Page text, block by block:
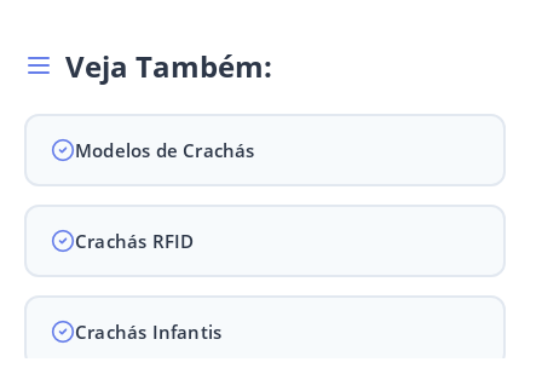
Veja Também:
Modelos de Crachás
Crachás RFID
Crachás Infantis